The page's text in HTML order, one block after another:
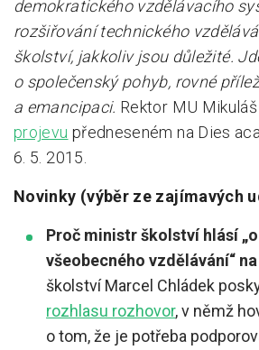
demokratického vzdělávacího
rozšiřování technického
školství, jakkoliv jsou důležité.
o společenský pohyb, rovné
a emancipaci. Rektor MU
projevu předneseném na Dies
6. 5. 2015.
Novinky (výběr ze zajímavých
Proč ministr školství hlásí
všeobecného vzdělávání“ na
školství Marcel Chládek
rozhlasu rozhovor, v němž
o tom, že je potřeba